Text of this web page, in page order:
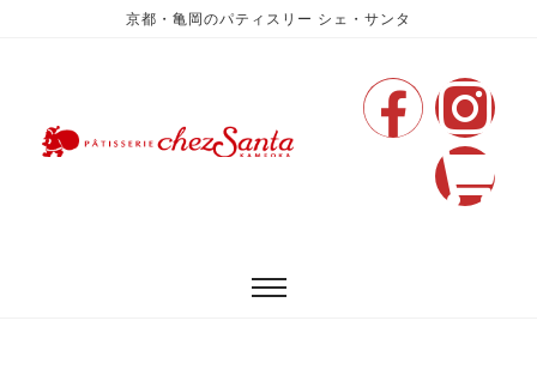
京都・亀岡のパティスリー シェ・サンタ